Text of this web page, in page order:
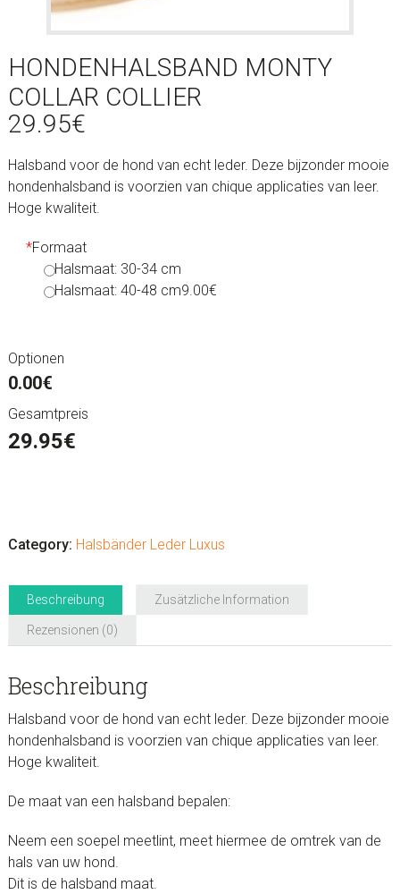
HONDENHALSBAND MONTY
COLLAR COLLIER
29.95€
Halsband voor de hond van echt leder. Deze bijzonder mooie
hondenhalsband is voorzien van chique applicaties van leer.
Hoge kwaliteit.
*Formaat
Halsmaat: 30-34 cm
Halsmaat: 40-48 cm9.00€
Optionen
0.00€
Gesamtpreis
29.95€
Collar
Menge
Category: Halsbänder Leder Luxus
Beschreibung Zusätzliche Information
Rezensionen (0)
Beschreibung
Halsband voor de hond van echt leder. Deze bijzonder mooie
hondenhalsband is voorzien van chique applicaties van leer.
Hoge kwaliteit.
De maat van een halsband bepalen:
Neem een soepel meetlint, meet hiermee de omtrek van de
hals van uw hond.
Dit is de halsband maat.